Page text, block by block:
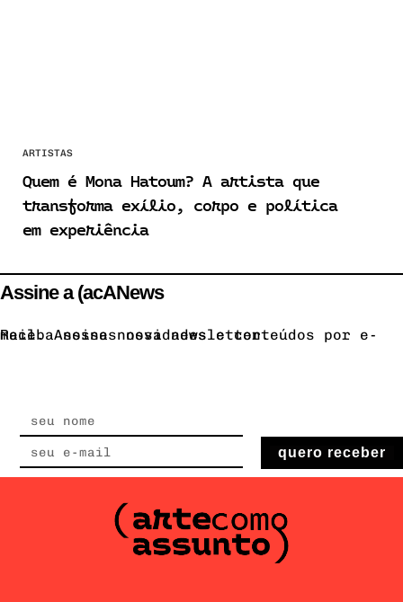
ARTISTAS
Quem é Mona Hatoum? A artista que
transforma exílio, corpo e política
em experiência
Assine a (acANews
Receba nossas novidades e conteúdos por e-mail. Assine nossa newsletter.
quero receber